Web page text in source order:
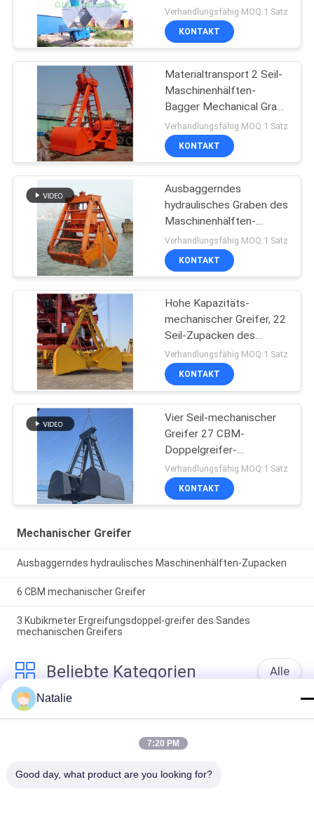
Verhandlungsfähig MOQ:1 Satz
KONTAKT
Materialtransport 2 Seil-
Maschinenhälften-
Bagger Mechanical Grab
Bucket
Verhandlungsfähig MOQ:1 Satz
KONTAKT
Ausbaggerndes
hydraulisches Graben des
Maschinenhälften-
mechanisches Greifer-
2peels
Verhandlungsfähig MOQ:1 Satz
KONTAKT
Hohe Kapazitäts-
mechanischer Greifer, 22
Seil-Zupacken des
Kubikmeter-vier
Verhandlungsfähig MOQ:1 Satz
KONTAKT
Vier Seil-mechanischer
Greifer 27 CBM-
Doppelgreifer-
Maschinenhälften-
Zupacken
Verhandlungsfähig MOQ:1 Satz
KONTAKT
Mechanischer Greifer
Ausbaggerndes hydraulisches Maschinenhälften-Zupacken
6 CBM mechanischer Greifer
3 Kubikmeter Ergreifungsdoppel-greifer des Sandes
mechanischen Greifers
Beliebte Kategorien Alle
Crane Grab Bucket
Greifer
Hydraulischer
Greifer
Natalie
7:20 PM
Good day, what product are you looking for?